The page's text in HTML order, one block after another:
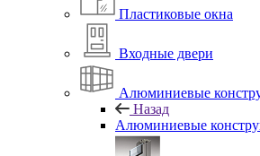
Пластиковые окна
Входные двери
Алюминиевые
Назад
Алюминиевые